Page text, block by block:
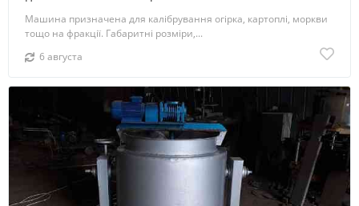
Машина призначена для калібрування огірка, картоплі, моркви
тощо на фракції. Габаритні розміри,...
6 августа